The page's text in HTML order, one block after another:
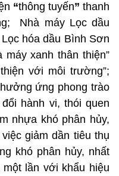
“thông tuyến” thanh
Nhà máy Lọc dầu
hóa dầu Bình Sơn
máy xanh thân thiện”
với môi trường”;
ứng phong trào
hành vi, thói quen
nhựa khó phân hủy,
giảm dần tiêu thụ
khó phân hủy, nhất
lần với khẩu hiệu